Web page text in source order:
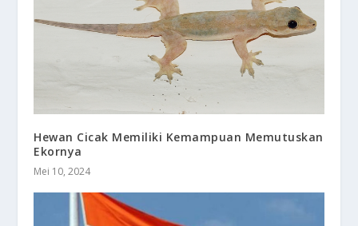
Hewan Cicak Memiliki Kemampuan Memutuskan
Ekornya
Mei 10, 2024